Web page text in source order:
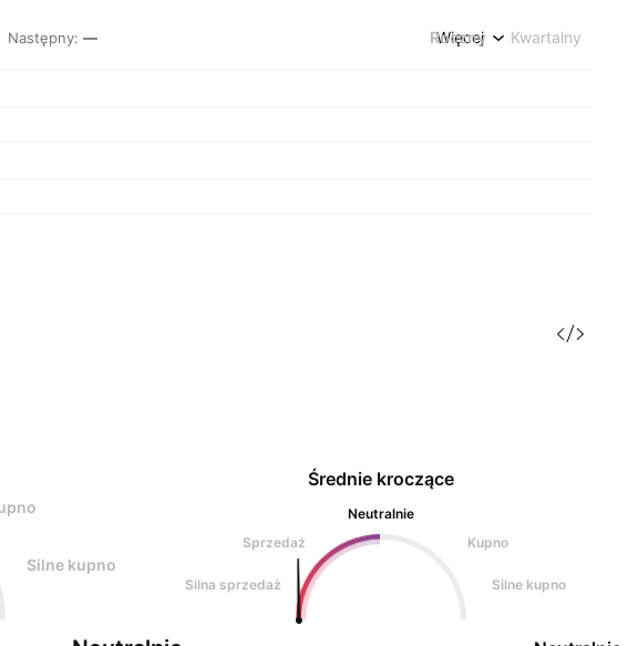
Następny: — Roczny Kwartalny
Więcej
Silne kupno
Średnie kroczące
Neutralnie
Sprzedaż
Kupno
Silna sprzedaż Silne kupno